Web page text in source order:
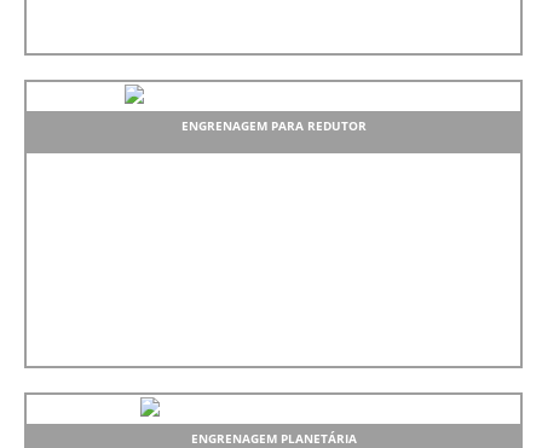
ENGRENAGEM PARA REDUTOR
ENGRENAGEM PLANETÁRIA